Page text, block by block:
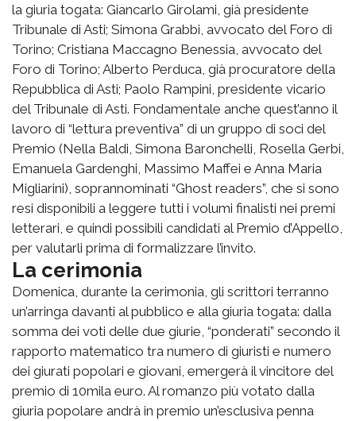
la giuria togata: Giancarlo Girolami, già presidente
Tribunale di Asti; Simona Grabbi, avvocato del Foro di
Torino; Cristiana Maccagno Benessia, avvocato del
Foro di Torino; Alberto Perduca, già procuratore della
Repubblica di Asti; Paolo Rampini, presidente vicario
del Tribunale di Asti. Fondamentale anche quest’anno il
lavoro di “lettura preventiva” di un gruppo di soci del
Premio (Nella Baldi, Simona Baronchelli, Rosella Gerbi,
Emanuela Gardenghi, Massimo Maffei e Anna Maria
Migliarini), soprannominati “Ghost readers”, che si sono
resi disponibili a leggere tutti i volumi finalisti nei premi
letterari, e quindi possibili candidati al Premio d’Appello,
per valutarli prima di formalizzare l’invito.
La cerimonia
Domenica, durante la cerimonia, gli scrittori terranno
un’arringa davanti al pubblico e alla giuria togata: dalla
somma dei voti delle due giurie, “ponderati” secondo il
rapporto matematico tra numero di giuristi e numero
dei giurati popolari e giovani, emergerà il vincitore del
premio di 10mila euro. Al romanzo più votato dalla
giuria popolare andrà in premio un’esclusiva penna